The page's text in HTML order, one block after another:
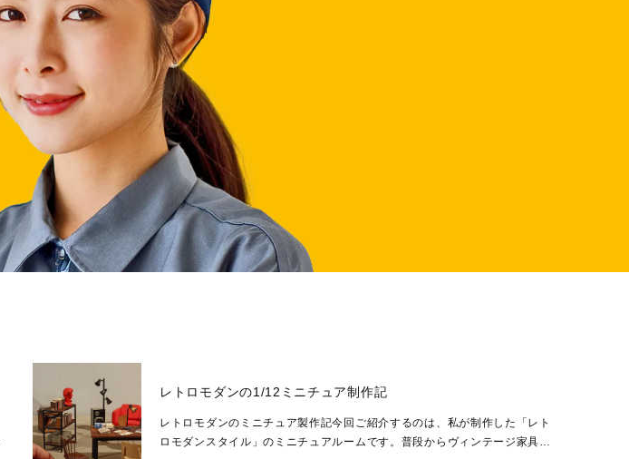
レトロモダンの1/12ミニチュア制作記
レトロモダンのミニチュア製作記今回ご紹介するのは、私が制作した「レト
ロモダンスタイル」のミニチュアルームです。普段からヴィンテージ家具や